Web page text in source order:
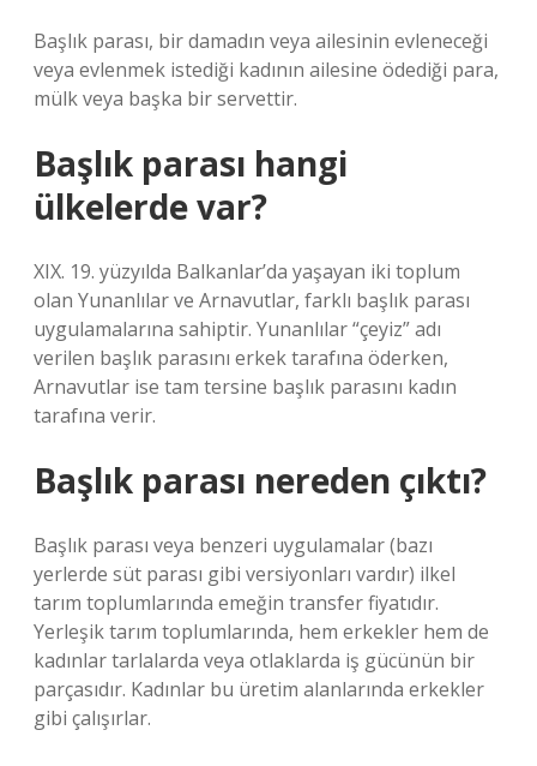
Başlık parası, bir damadın veya ailesinin evleneceği
veya evlenmek istediği kadının ailesine ödediği para,
mülk veya başka bir servettir.
Başlık parası hangi
ülkelerde var?
XIX. 19. yüzyılda Balkanlar’da yaşayan iki toplum
olan Yunanlılar ve Arnavutlar, farklı başlık parası
uygulamalarına sahiptir. Yunanlılar “çeyiz” adı
verilen başlık parasını erkek tarafına öderken,
Arnavutlar ise tam tersine başlık parasını kadın
tarafına verir.
Başlık parası nereden çıktı?
Başlık parası veya benzeri uygulamalar (bazı
yerlerde süt parası gibi versiyonları vardır) ilkel
tarım toplumlarında emeğin transfer fiyatıdır.
Yerleşik tarım toplumlarında, hem erkekler hem de
kadınlar tarlalarda veya otlaklarda iş gücünün bir
parçasıdır. Kadınlar bu üretim alanlarında erkekler
gibi çalışırlar.